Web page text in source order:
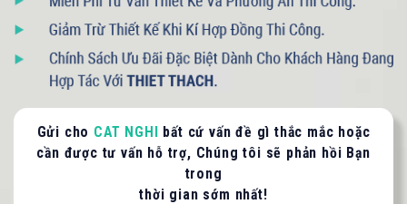
Gửi cho CAT NGHI bất cứ vấn đề gì thắc mắc hoặc
cần được tư vấn hỗ trợ, Chúng tôi sẽ phản hồi Bạn
trong
thời gian sớm nhất!
LIÊN HỆ TƯ VẤN / BÁO GIÁ
Quý khách vui lòng cung cấp thông tin để CAT
NGHI liên hệ hỗ trợ nhanh nhất.
HỌ VÀ TÊN QUÝ KHÁCH